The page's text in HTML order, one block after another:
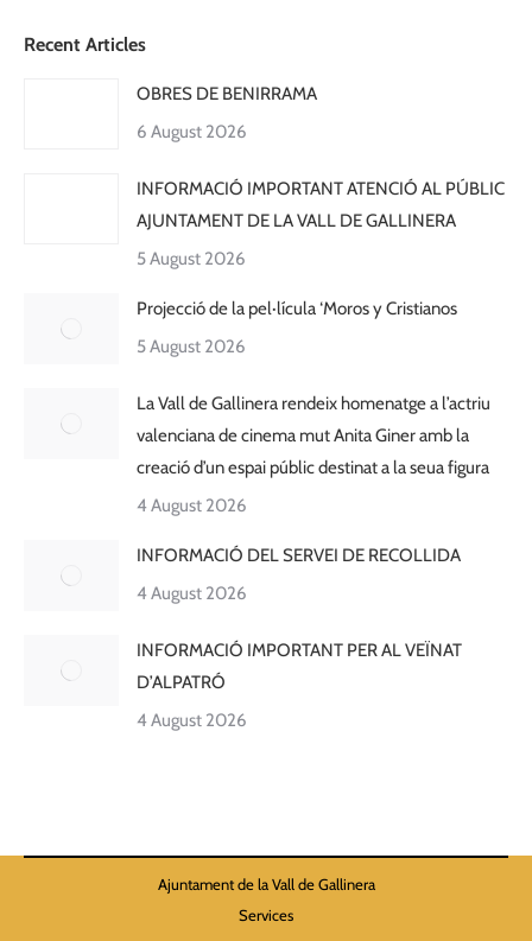
Recent Articles
OBRES DE BENIRRAMA
6 August 2026
INFORMACIÓ IMPORTANT ATENCIÓ AL PÚBLIC
AJUNTAMENT DE LA VALL DE GALLINERA
5 August 2026
Projecció de la pel·lícula ‘Moros y Cristianos
5 August 2026
La Vall de Gallinera rendeix homenatge a l’actriu
valenciana de cinema mut Anita Giner amb la
creació d’un espai públic destinat a la seua figura
4 August 2026
INFORMACIÓ DEL SERVEI DE RECOLLIDA
4 August 2026
INFORMACIÓ IMPORTANT PER AL VEÏNAT
D’ALPATRÓ
4 August 2026
Ajuntament de la Vall de Gallinera
Services